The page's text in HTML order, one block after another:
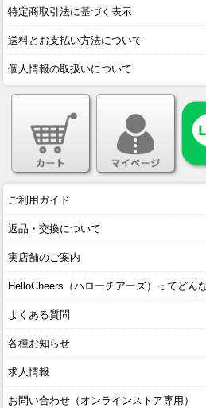
特定商取引法に基づく表示
送料とお支払い方法について
個人情報の取扱いについて
ご利用ガイド
返品・交換について
実店舗のご案内
HelloCheers（ハローチアーズ）ってどん
よくある質問
各種お知らせ
求人情報
お問い合わせ（オンラインストア専用）